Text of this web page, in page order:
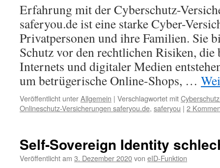
Erfahrung mit der Cyberschutz-
saferyou.de ist eine starke Cyber-
Privatpersonen und ihre Familien. Sie
Schutz vor den rechtlichen Risiken, die
Internets und digitaler Medien
um betrügerische Online-Shops, …
Veröffentlicht unterAllgemein | Verschlagwortet mit
Onlineschutz-Versicherungen saferyou.de, saferyou | 2
Self-Sovereign Identity
Veröffentlicht am 3. Dezember 2020von eID-Funktion